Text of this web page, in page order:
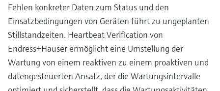
Fehlen konkreter Daten zum Status und den
Einsatzbedingungen von Geräten führt zu ungeplanten
Stillstandzeiten. Heartbeat Verification von
Endress+Hauser ermöglicht eine Umstellung der
Wartung von einem reaktiven zu einem proaktiven und
datengesteuerten Ansatz, der die Wartungsintervalle